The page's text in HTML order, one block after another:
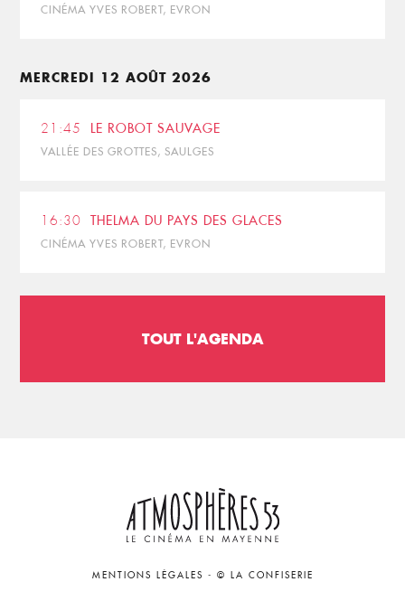
CINÉMA YVES ROBERT, EVRON
MERCREDI 12 AOÛT 2026
21:45 LE ROBOT SAUVAGE
VALLÉE DES GROTTES, SAULGES
16:30 THELMA DU PAYS DES GLACES
CINÉMA YVES ROBERT, EVRON
TOUT L'AGENDA
MENTIONS LÉGALES - © LA CONFISERIE